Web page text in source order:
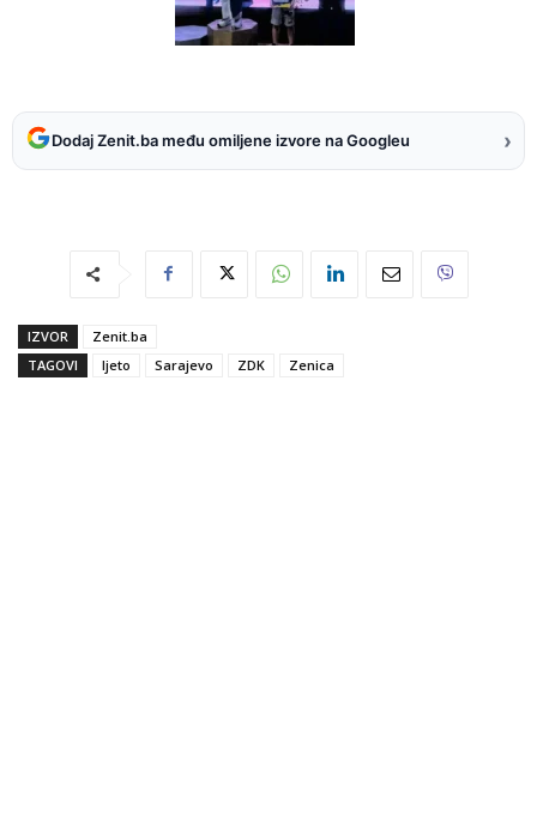
Dodaj Zenit.ba među omiljene izvore na Googleu ›
IZVOR
Zenit.ba
TAGOVI
ljeto Sarajevo ZDK Zenica